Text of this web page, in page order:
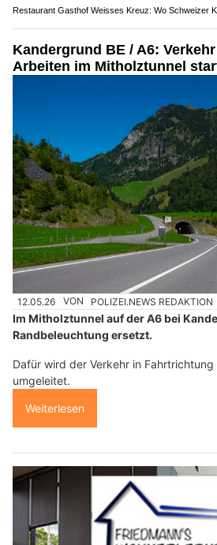
Restaurant Gasthof Weisses Kreuz: Wo Schweizer
Kandergrund BE / A6:
Arbeiten im Mitholztunnel
12.05.26 VON POLIZEI.NEWS REDAKTION
Im Mitholztunnel auf der A6 bei
Randbeleuchtung ersetzt.
Dafür wird der Verkehr in
umgeleitet.
Weiterlesen